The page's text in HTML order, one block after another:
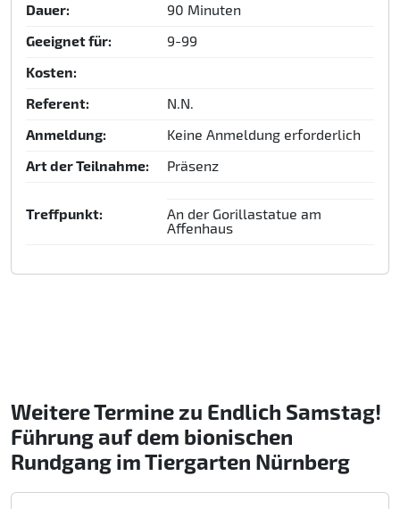
Dauer:
90 Minuten
Geeignet für:
9-99
Kosten:
Referent:
N.N.
Anmeldung:
Keine Anmeldung erforderlich
Art der Teilnahme:
Präsenz
Treffpunkt:
An der Gorillastatue am
Affenhaus
Weitere Termine zu Endlich Samstag!
Führung auf dem bionischen
Rundgang im Tiergarten Nürnberg